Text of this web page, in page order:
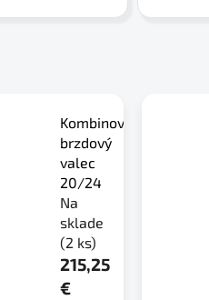
Kombinovaný
brzdový
valec
20/24
Na
sklade
(2 ks)
215,25
€